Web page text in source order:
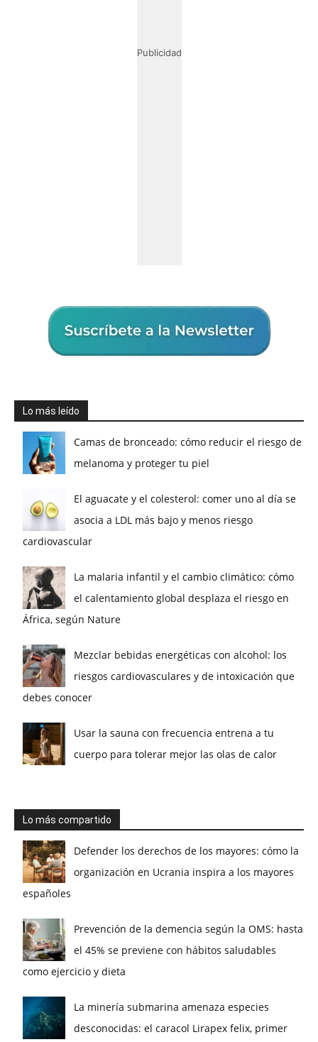
Publicidad
Lo más leído
Camas de bronceado: cómo reducir el riesgo de
melanoma y proteger tu piel
El aguacate y el colesterol: comer uno al día se
asocia a LDL más bajo y menos riesgo
cardiovascular
La malaria infantil y el cambio climático: cómo
el calentamiento global desplaza el riesgo en
África, según Nature
Mezclar bebidas energéticas con alcohol: los
riesgos cardiovasculares y de intoxicación que
debes conocer
Usar la sauna con frecuencia entrena a tu
cuerpo para tolerar mejor las olas de calor
Lo más compartido
Defender los derechos de los mayores: cómo la
organización en Ucrania inspira a los mayores
españoles
Prevención de la demencia según la OMS: hasta
el 45% se previene con hábitos saludables
como ejercicio y dieta
La minería submarina amenaza especies
desconocidas: el caracol Lirapex felix, primer